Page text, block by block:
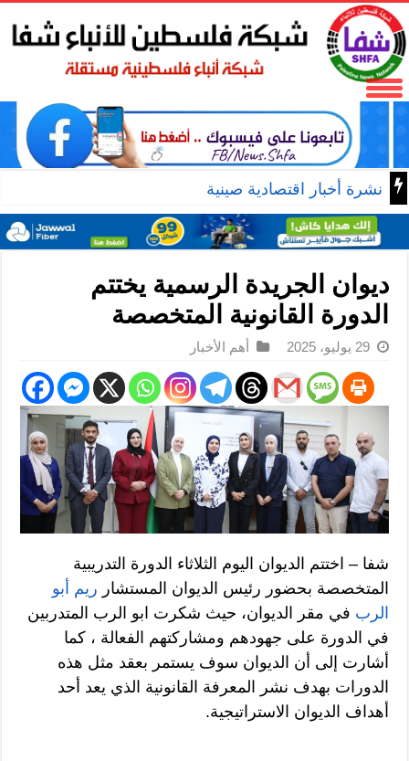
نشرة أخبار اقتصادية صينية
ديوان الجريدة الرسمية يختتم
الدورة القانونية المتخصصة
29 يوليو، 2025 أهم الأخبار
شفا – اختتم الديوان اليوم الثلاثاء الدورة التدريبية
المتخصصة بحضور رئيس الديوان المستشار ريم أبو
الرب في مقر الديوان، حيث شكرت ابو الرب المتدربين
في الدورة على جهودهم ومشاركتهم الفعالة ، كما
أشارت إلى أن الديوان سوف يستمر بعقد مثل هذه
الدورات بهدف نشر المعرفة القانونية الذي يعد أحد
أهداف الديوان الاستراتيجية.